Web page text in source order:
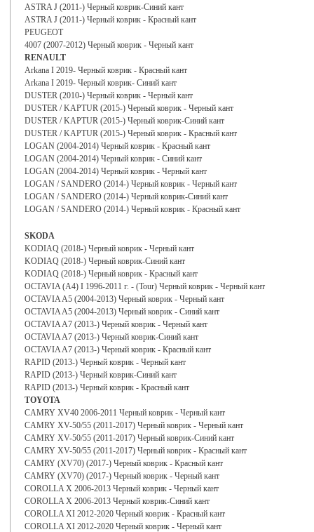
ASTRA J (2011-) Черный коврик-Синий кант
ASTRA J (2011-) Черный коврик - Красный кант
PEUGEOT
4007 (2007-2012) Черный коврик - Черный кант
RENAULT
Arkana I 2019- Черный коврик - Красный кант
Arkana I 2019- Черный коврик- Синий кант
DUSTER (2010-) Черный коврик - Черный кант
DUSTER / KAPTUR (2015-) Черный коврик - Черный кант
DUSTER / KAPTUR (2015-) Черный коврик-Синий кант
DUSTER / KAPTUR (2015-) Черный коврик - Красный кант
LOGAN (2004-2014) Черный коврик - Красный кант
LOGAN (2004-2014) Черный коврик - Синий кант
LOGAN (2004-2014) Черный коврик - Черный кант
LOGAN / SANDERO (2014-) Черный коврик - Черный кант
LOGAN / SANDERO (2014-) Черный коврик-Синий кант
LOGAN / SANDERO (2014-) Черный коврик - Красный кант
SKODA
KODIAQ (2018-) Черный коврик - Черный кант
KODIAQ (2018-) Черный коврик-Синий кант
KODIAQ (2018-) Черный коврик - Красный кант
OCTAVIA (A4) I 1996-2011 г. - (Tour) Черный коврик - Черный кант
OCTAVIA A5 (2004-2013) Черный коврик - Черный кант
OCTAVIA A5 (2004-2013) Черный коврик - Синий кант
OCTAVIA A7 (2013-) Черный коврик - Черный кант
OCTAVIA A7 (2013-) Черный коврик-Синий кант
OCTAVIA A7 (2013-) Черный коврик - Красный кант
RAPID (2013-) Черный коврик - Черный кант
RAPID (2013-) Черный коврик-Синий кант
RAPID (2013-) Черный коврик - Красный кант
TOYOTA
CAMRY XV40 2006-2011 Черный коврик - Черный кант
CAMRY XV-50/55 (2011-2017) Черный коврик - Черный кант
CAMRY XV-50/55 (2011-2017) Черный коврик-Синий кант
CAMRY XV-50/55 (2011-2017) Черный коврик - Красный кант
CAMRY (XV70) (2017-) Черный коврик - Красный кант
CAMRY (XV70) (2017-) Черный коврик - Черный кант
COROLLA X 2006-2013 Черный коврик - Черный кант
COROLLA X 2006-2013 Черный коврик-Синий кант
COROLLA XI 2012-2020 Черный коврик - Красный кант
COROLLA XI 2012-2020 Черный коврик - Черный кант